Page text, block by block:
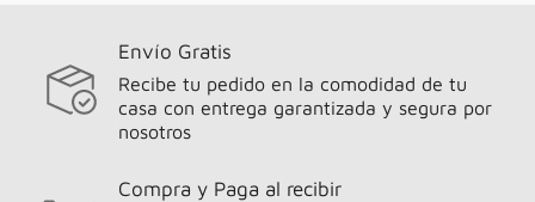
Envío Gratis
Recibe tu pedido en la comodidad de tu
casa con entrega garantizada y segura por
nosotros
Compra y Paga al recibir